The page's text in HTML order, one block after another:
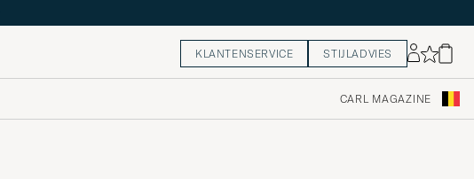
KLANTENSERVICE STIJLADVIES
CARL MAGAZINE